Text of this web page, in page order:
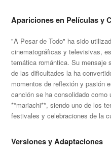
Apariciones en Películas y
"A Pesar de Todo" ha sido
cinematográficas y televisivas,
temática romántica. Su mensaje
de las dificultades la ha
momentos de reflexión y pasión
canción se ha consolidado
**mariachi**, siendo uno de los
festivales y celebraciones de la
Versiones y Adaptaciones